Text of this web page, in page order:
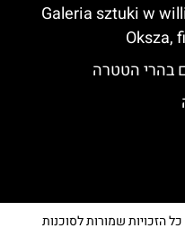
מוזיאון לאומנות בזאקופנה – Galeria sztuki w willi
Oksza,
בהרי הטטרה
הזכויות שמורות לסוכנות